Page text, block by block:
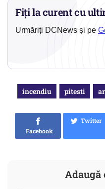
Fiți la curent cu
Urmăriți DCNews și pe
incendiu pitesti
Facebook
Twitter
Adaugă